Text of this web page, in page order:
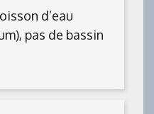
d’eau
pas de bassin